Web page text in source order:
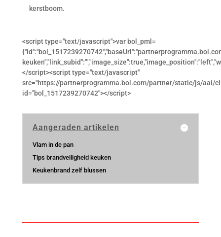
kerstboom.
<script type="text/javascript">var bol_pml=
</script><script type="text/javascript"
src="https://partnerprogramma.bol.com/partner/static/js/aai/
id="bol_1517239270742"></script>
Aangeraden artikelen
Vlam in de pan
Tips brandveiligheid keuken
Keukenbrand zelf blussen